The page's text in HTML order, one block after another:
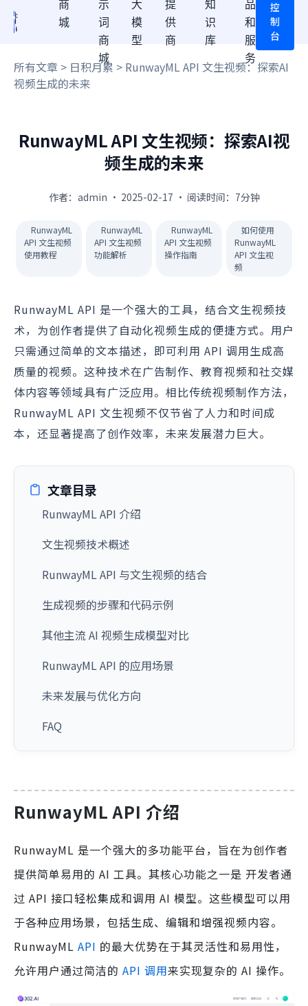
商
城
示
词
商
城
大
模
型
提
供
商
知
识
库
品
和
服
务
控
制
台
所有文章 > 日积月累 > RunwayML API 文生视频：探索AI
视频生成的未来
RunwayML API 文生视频：探索AI视
频生成的未来
作者：admin · 2025-02-17 · 阅读时间：7分钟
RunwayML
API 文生视频
使用教程
RunwayML
API 文生视频
功能解析
RunwayML
API 文生视频
操作指南
如何使用
RunwayML
API 文生视
频
RunwayML API 是一个强大的工具，结合文生视频技
术，为创作者提供了自动化视频生成的便捷方式。用户
只需通过简单的文本描述，即可利用 API 调用生成高
质量的视频。这种技术在广告制作、教育视频和社交媒
体内容等领域具有广泛应用。相比传统视频制作方法，
RunwayML API 文生视频不仅节省了人力和时间成
本，还显著提高了创作效率，未来发展潜力巨大。
文章目录
RunwayML API 介绍
文生视频技术概述
RunwayML API 与文生视频的结合
生成视频的步骤和代码示例
其他主流 AI 视频生成模型对比
RunwayML API 的应用场景
未来发展与优化方向
FAQ
RunwayML API 介绍
RunwayML 是一个强大的多功能平台，旨在为创作者
提供简单易用的 AI 工具。其核心功能之一是 开发者通
过 API 接口轻松集成和调用 AI 模型。这些模型可以用
于各种应用场景，包括生成、编辑和增强视频内容。
RunwayML API 的最大优势在于其灵活性和易用性，
允许用户通过简洁的 API 调用来实现复杂的 AI 操作。